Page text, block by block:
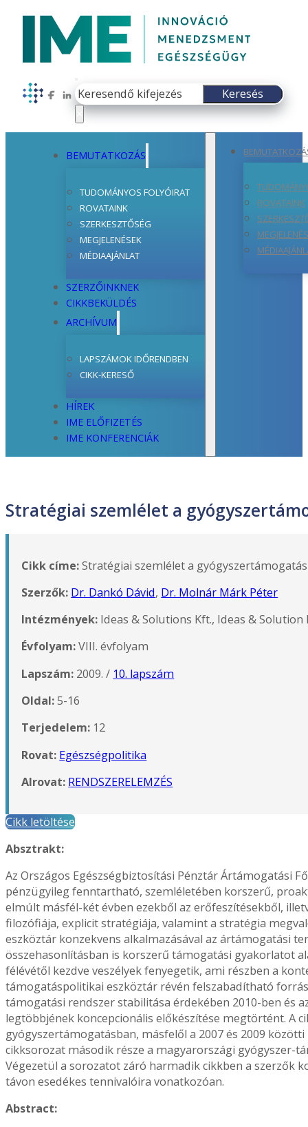
Follow us on Facebook
Follow us on LinkedIn
Keresés
Keresés
BEMUTATKOZÁS
TUDOMÁNYOS FOLYÓIRAT
ROVATAINK
SZERKESZTŐSÉG
MEGJELENÉSEK
MÉDIAAJÁNLAT
SZERZŐINKNEK
CIKKBEKÜLDÉS
ARCHÍVUM
LAPSZÁMOK IDŐRENDBEN
CIKK-KERESŐ
HÍREK
IME ELŐFIZETÉS
IME KONFERENCIÁK
ROVATAINK
Stratégiai szemlélet a
Cikk címe:Stratégiai szemlélet a
Szerzők: Dr. Dankó Dávid, Dr. Molnár Márk Péter
Intézmények: Ideas & Solutions Kft., Ideas & Solution
Évfolyam:VIII. évfolyam
Lapszám: 2009. / 10. lapszám
Oldal:5-16
Terjedelem: 12
Rovat: Egészségpolitika
Alrovat: RENDSZERELEMZÉS
Cikk letöltése
Absztrakt:
Az Országos Egészségbiztosítási Pénztár Ártámogatási
pénzügyileg fenntartható, szemléletében korszerű,
elmúlt másfél-két évben ezekből az erőfeszítésekből,
filozófiája, explicit stratégiája, valamint a stratégia
eszköztár konzekvens alkalmazásával az ártámogatási
összehasonlításban is korszerű támogatási gyakorlatot
félévétől kezdve veszélyek fenyegetik, ami részben a
támogatáspolitikai eszköztár révén felszabadítható
támogatási rendszer stabilitása érdekében 2010-ben és
legtöbbjének koncepcionális előkészítése megtörtént. A
gyógyszertámogatásban, másfelől a 2007 és 2009
cikksorozat második része a magyarországi gyógyszer-
Végezetül a sorozatot záró harmadik cikkben a szerzők
távon esedékes tennivalóira vonatkozóan.
Abstract: